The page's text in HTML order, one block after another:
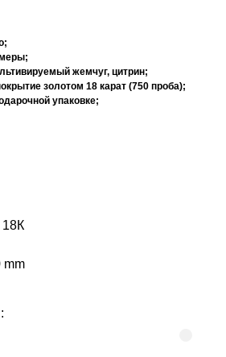
жемчуг, цитрин;
золотом 18 карат (750 проба);
упаковке;
18К
mm